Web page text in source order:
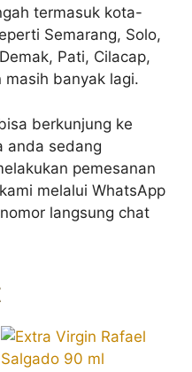
termasuk kota-
Semarang, Solo,
Pati, Cilacap,
masih banyak lagi.
berkunjung ke
anda sedang
pemesanan
melalui WhatsApp
langsung chat